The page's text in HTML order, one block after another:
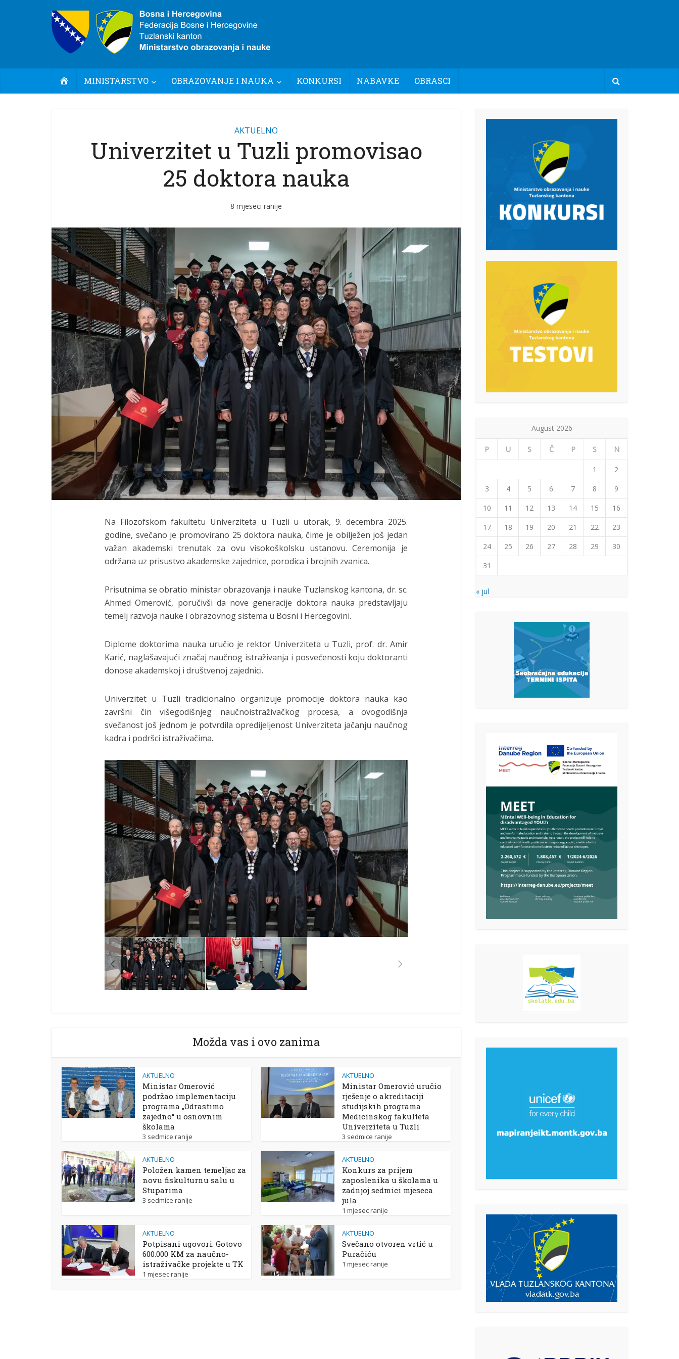
POČETNA
MINISTARSTVO OBRAZOVANJE I NAUKA KONKURSI NABAVKE OBRASCI
AKTUELNO
Univerzitet u Tuzli promovisao
25 doktora nauka
8 mjeseci ranije
Na Filozofskom fakultetu Univerziteta u Tuzli u utorak, 9. decembra 2025.
godine, svečano je promovirano 25 doktora nauka, čime je obilježen još jedan
važan akademski trenutak za ovu visokoškolsku ustanovu. Ceremonija je
održana uz prisustvo akademske zajednice, porodica i brojnih zvanica.
Prisutnima se obratio ministar obrazovanja i nauke Tuzlanskog kantona, dr. sc.
Ahmed Omerović, poručivši da nove generacije doktora nauka predstavljaju
temelj razvoja nauke i obrazovnog sistema u Bosni i Hercegovini.
Diplome doktorima nauka uručio je rektor Univerziteta u Tuzli, prof. dr. Amir
Karić, naglašavajući značaj naučnog istraživanja i posvećenosti koju doktoranti
donose akademskoj i društvenoj zajednici.
Univerzitet u Tuzli tradicionalno organizuje promocije doktora nauka kao
završni čin višegodišnjeg naučnoistraživačkog procesa, a ovogodišnja
svečanost još jednom je potvrdila opredijeljenost Univerziteta jačanju naučnog
kadra i podršci istraživačima.
Možda vas i ovo zanima
AKTUELNO
Ministar Omerović
podržao implementaciju
programa „Odrastimo
zajedno“ u osnovnim
školama
3 sedmice ranije
AKTUELNO
Ministar Omerović uručio
rješenje o akreditaciji
studijskih programa
Medicinskog fakulteta
Univerziteta u Tuzli
3 sedmice ranije
AKTUELNO
Položen kamen temeljac za
novu fiskulturnu salu u
Stuparima
3 sedmice ranije
AKTUELNO
Konkurs za prijem
zaposlenika u školama u
zadnjoj sedmici mjeseca
jula
1 mjesec ranije
AKTUELNO
Potpisani ugovori: Gotovo
600.000 KM za naučno-
istraživačke projekte u TK
1 mjesec ranije
AKTUELNO
Svečano otvoren vrtić u
Puračiću
1 mjesec ranije
August 2026
P U S Č P S N
1
2
3
4 5 6 7 8
9
10
11 12 13 14 15
16
17
18 19 20 21 22
23
24
25 26 27 28 29
30
31
« jul